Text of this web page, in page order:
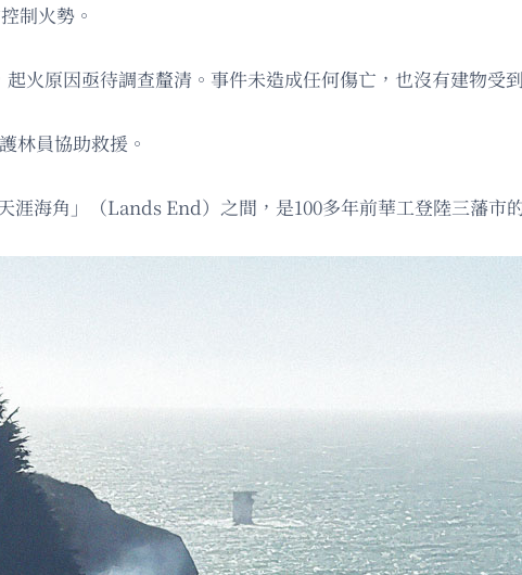
制火勢。
火原因亟待調查釐清。事件未造成任何傷亡，也沒有建物受
林員協助救援。
涯海角」（Lands End）之間，是100多年前華工登陸三藩市